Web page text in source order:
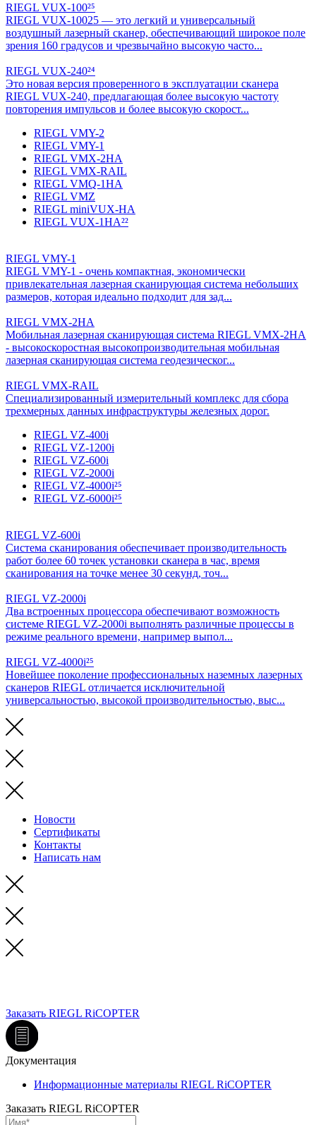
RIEGL VUX-100²⁵
RIEGL VUX-10025 — это легкий и универсальный
воздушный лазерный сканер, обеспечивающий широкое поле
зрения 160 градусов и чрезвычайно высокую часто...
RIEGL VUX-240²⁴
Это новая версия проверенного в эксплуатации сканера
RIEGL VUX-240, предлагающая более высокую частоту
повторения импульсов и более высокую скорост...
RIEGL VMY-2
RIEGL VMY-1
RIEGL VMX-2HA
RIEGL VMX-RAIL
RIEGL VMQ-1HA
RIEGL VMZ
RIEGL miniVUX-HA
RIEGL VUX-1HA²²
RIEGL VMY-1
RIEGL VMY-1 - очень компактная, экономически
привлекательная лазерная сканирующая система небольших
размеров, которая идеально подходит для зад...
RIEGL VMX-2HA
Мобильная лазерная сканирующая система RIEGL VMX-2HA
- высокоскоростная высокопроизводительная мобильная
лазерная сканирующая система геодезическог...
RIEGL VMX-RAIL
Специализированный измерительный комплекс для сбора
трехмерных данных инфраструктуры железных дорог.
RIEGL VZ-400i
RIEGL VZ-1200i
RIEGL VZ-600i
RIEGL VZ-2000i
RIEGL VZ-4000i²⁵
RIEGL VZ-6000i²⁵
RIEGL VZ-600i
Система сканирования обеспечивает производительность
работ более 60 точек установки сканера в час, время
сканирования на точке менее 30 секунд, точ...
RIEGL VZ-2000i
Два встроенных процессора обеспечивают возможность
системе RIEGL VZ-2000i выполнять различные процессы в
режиме реального времени, например выпол...
RIEGL VZ-4000i²⁵
Новейшее поколение профессиональных наземных лазерных
сканеров RIEGL отличается исключительной
универсальностью, высокой производительностью, выс...
Новости
Сертификаты
Контакты
Написать нам
Заказать RIEGL RiCOPTER
Документация
Информационные материалы RIEGL RiCOPTER
Заказать RIEGL RiCOPTER